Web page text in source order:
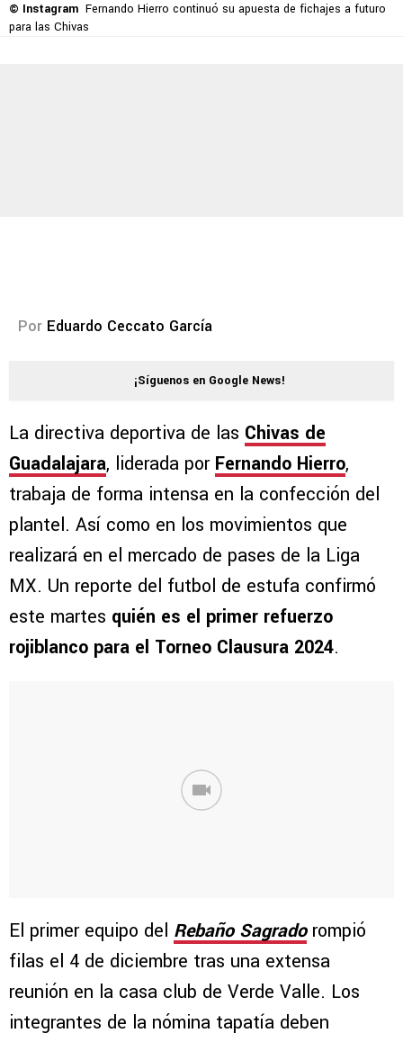
© Instagram Fernando Hierro continuó su apuesta de fichajes a futuro
para las Chivas
Por Eduardo Ceccato García
¡Síguenos en Google News!
La directiva deportiva de las Chivas de
Guadalajara, liderada por Fernando Hierro,
trabaja de forma intensa en la confección del
plantel. Así como en los movimientos que
realizará en el mercado de pases de la Liga
MX. Un reporte del futbol de estufa confirmó
este martes quién es el primer refuerzo
rojiblanco para el Torneo Clausura 2024.
El primer equipo del Rebaño Sagradorompió
filas el 4 de diciembre tras una extensa
reunión en la casa club de Verde Valle. Los
integrantes de la nómina tapatía deben